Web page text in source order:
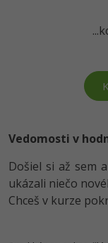
Viac
Kurzy
Vedomosti v
Došiel si až sem
ukázali niečo
Chceš v kurze